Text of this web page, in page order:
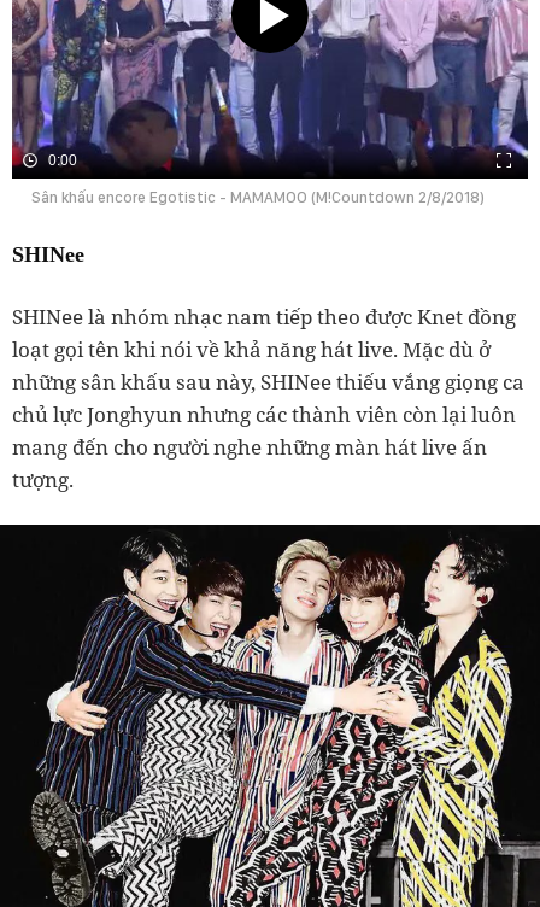
0:00
Sân khấu encore Egotistic - MAMAMOO (M!Countdown 2/8/2018)
SHINee
SHINee là nhóm nhạc nam tiếp theo được Knet đồng
loạt gọi tên khi nói về khả năng hát live. Mặc dù ở
những sân khấu sau này, SHINee thiếu vắng giọng ca
chủ lực Jonghyun nhưng các thành viên còn lại luôn
mang đến cho người nghe những màn hát live ấn
tượng.